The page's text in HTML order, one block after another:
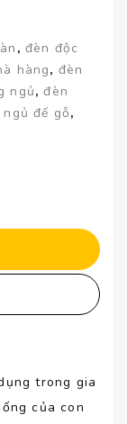
,đèn độc
hàng, đèn
ngủ,đèn
ngủ đế gỗ,
trong gia
của con